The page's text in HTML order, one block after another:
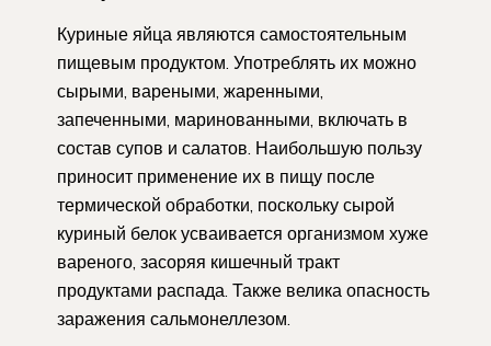
Куриные яйца являются самостоятельным
пищевым продуктом. Употреблять их можно
сырыми, вареными, жаренными,
запеченными, маринованными, включать в
состав супов и салатов. Наибольшую пользу
приносит применение их в пищу после
термической обработки, поскольку сырой
куриный белок усваивается организмом хуже
вареного, засоряя кишечный тракт
продуктами распада. Также велика опасность
заражения сальмонеллезом.